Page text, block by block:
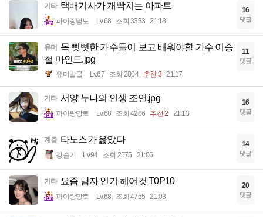
기타 택배기사가 개빡치는 아파트
파아랑망토 Lv.68 조회 3333 21:18
16
댓글
유머 목 뻣뻣한 가수들이 보고 배워야할 가수 이승
철 마인드.jpg
유머발굴 Lv.67 조회 2804 추천 3 21:17
11
댓글
기타 서양 누나의 인생 조언.jpg
파아랑망토 Lv.68 조회 4286 추천 2 21:13
16
댓글
계층 타노스가 옳았다
강슬기 Lv.94 조회 2575 21:06
14
댓글
기타 요즘 남자 인기 헤어컷 T0P10
파아랑망토 Lv.68 조회 4755 21:03
20
댓글